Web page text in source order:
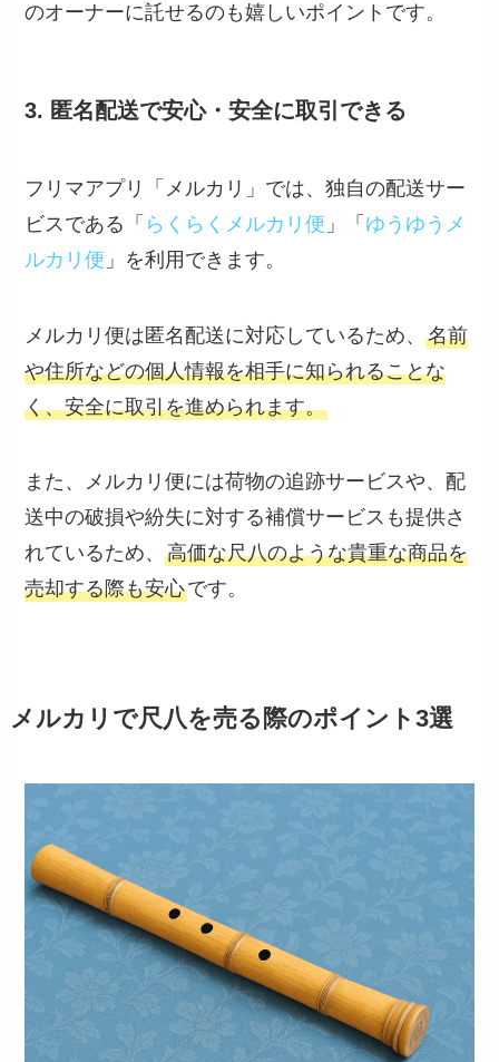
のオーナーに託せるのも嬉しいポイントです。
3. 匿名配送で安心・安全に取引できる
フリマアプリ「メルカリ」では、独自の配送サー
ビスである「 らくらくメルカリ便 」「 ゆうゆうメ
ルカリ便 」を利用できます。
メルカリ便は匿名配送に対応しているため、名前
や住所などの個人情報を相手に知られることな
く、安全に取引を進められます。
また、メルカリ便には荷物の追跡サービスや、配
送中の破損や紛失に対する補償サービスも提供さ
れているため、高価な尺八のような貴重な商品を
売却する際も安心です。
メルカリで尺八を売る際のポイント3選